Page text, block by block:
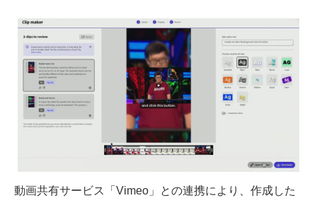
動画共有サービス「Vimeo」との連携により、作成した